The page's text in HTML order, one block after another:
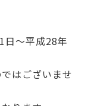
日～平成28年
はございませ